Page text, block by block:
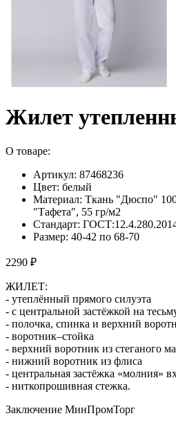
Жилет
О товаре:
Артикул: 87468236
Цвет: белый
Материал: Ткань "Дюспо"
"Тафета", 55 гр/м2
Стандарт:
Размер: 40-42 по 68-70
2290 ₽
ЖИЛЕТ:
- утеплённый прямого силуэта
- с центральной застёжкой на
- полочка, спинка и верхний
- воротник–стойка
- верхний воротник из стеганого
- нижний воротник из флиса
- центральная застёжка «молния»
- ниткопрошивная стежка.
Заключение МинПромТорг